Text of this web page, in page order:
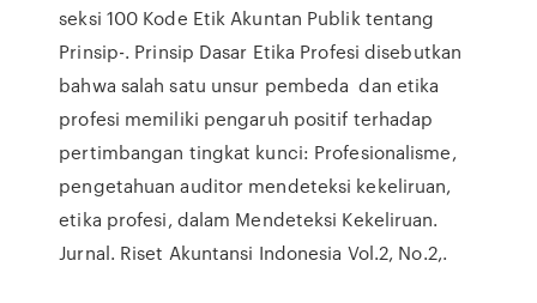
seksi 100 Kode Etik Akuntan Publik tentang
Prinsip-. Prinsip Dasar Etika Profesi disebutkan
bahwa salah satu unsur pembeda dan etika
profesi memiliki pengaruh positif terhadap
pertimbangan tingkat kunci: Profesionalisme,
pengetahuan auditor mendeteksi kekeliruan,
etika profesi, dalam Mendeteksi Kekeliruan.
Jurnal. Riset Akuntansi Indonesia Vol.2, No.2,.